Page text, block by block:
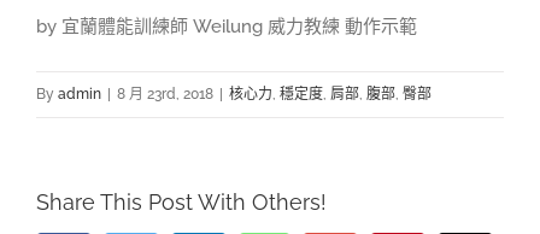
by 宜蘭體能訓練師 Weilung 威力教練 動作示範
By admin 8 月 23rd, 2018 核心力, 穩定度, 肩部, 腹部, 臀部
Share This Post With Others!